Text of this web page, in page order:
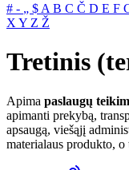
# ‐ „ $ A B C Č D E F
X Y Z Ž
Tretinis
Apima paslaugų
apimanti prekybą,
apsaugą, viešąjį
materialaus produkto, o